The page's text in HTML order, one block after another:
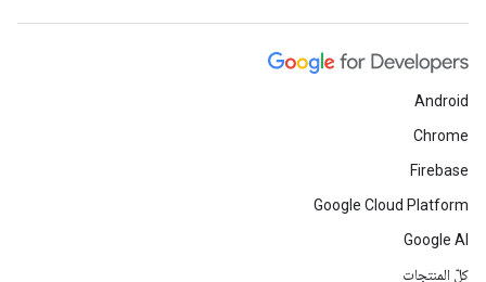
Android
Chrome
Firebase
Google Cloud Platform
Google AI
كلّ المنتجات